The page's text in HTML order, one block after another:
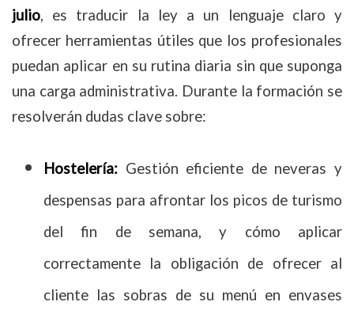
julio, es traducir la ley a un lenguaje claro y
ofrecer herramientas útiles que los profesionales
puedan aplicar en su rutina diaria sin que suponga
una carga administrativa. Durante la formación se
resolverán dudas clave sobre:
Hostelería: Gestión eficiente de neveras y
despensas para afrontar los picos de turismo
del fin de semana, y cómo aplicar
correctamente la obligación de ofrecer al
cliente las sobras de su menú en envases